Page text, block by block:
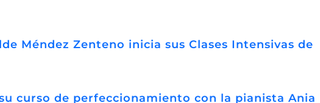
Méndez Zenteno inicia sus Clases Intensivas de
curso de perfeccionamiento con la pianista Ania